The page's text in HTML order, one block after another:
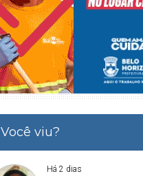
Você viu?
Há 2 dias